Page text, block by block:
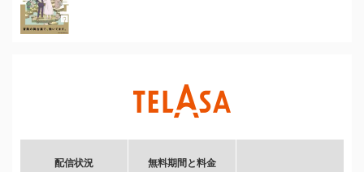
配信状況 無料期間と料金